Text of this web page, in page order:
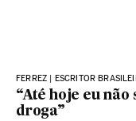
FERREZ | ESCRITOR
“Até hoje eu não
droga”